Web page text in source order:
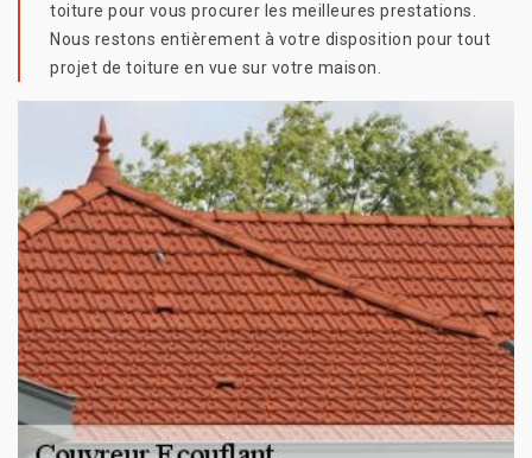
toiture pour vous procurer les meilleures prestations.
Nous restons entièrement à votre disposition pour tout
projet de toiture en vue sur votre maison.